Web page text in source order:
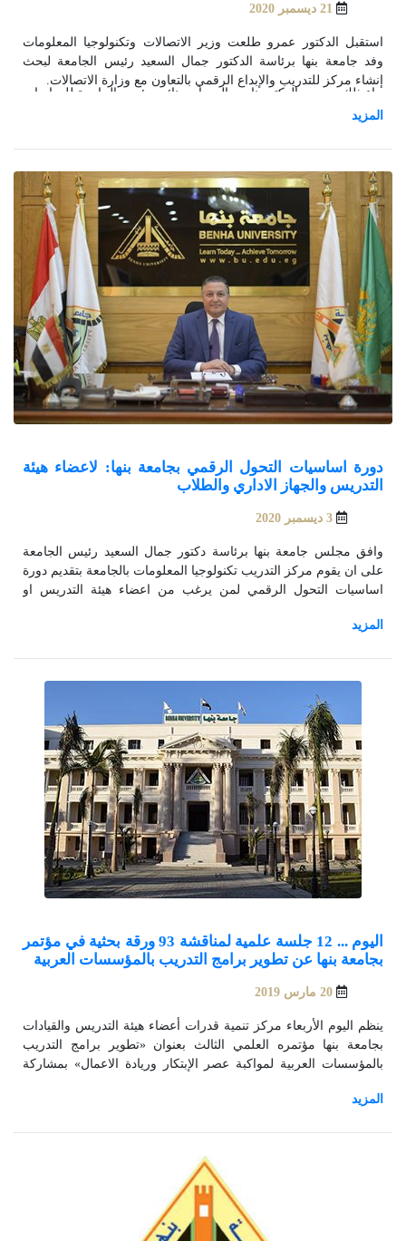
21 ديسمبر 2020
استقبل الدكتور عمرو طلعت وزير الاتصالات وتكنولوجيا المعلومات
وفد جامعة بنها برئاسة الدكتور جمال السعيد رئيس الجامعة لبحث
إنشاء مركز للتدريب والإبداع الرقمي بالتعاون مع وزارة الاتصالات.
جاء ذلك بحضور الدكتور ناصر الجيزاوي نائب رئيس الجامعة للدراسات
العليا والبحوث والدكتورة هالة زايد عميد كلية الحاسبات والذكاء
لوزارة الاتصالات.
دورة اساسيات التحول الرقمي بجامعة بنها: لاعضاء هيئة
التدريس والجهاز الاداري والطلاب
3 ديسمبر 2020
وافق مجلس جامعة بنها برئاسة دكتور جمال السعيد رئيس الجامعة
على ان يقوم مركز التدريب تكنولوجيا المعلومات بالجامعة بتقديم دورة
اساسيات التحول الرقمي لمن يرغب من اعضاء هيئة التدريس او
مع الوحدة المركزية للتدريب بمركز الخدمات التكنولوجية والمعرفية
اليوم ... 12 جلسة علمية لمناقشة 93 ورقة بحثية في مؤتمر
بجامعة بنها عن تطوير برامج التدريب بالمؤسسات العربية
20 مارس 2019
ينظم اليوم الأربعاء مركز تنمية قدرات أعضاء هيئة التدريس والقيادات
بجامعة بنها مؤتمره العلمي الثالث بعنوان «تطوير برامج التدريب
بالمؤسسات العربية لمواكبة عصر الإبتكار وريادة الاعمال» بمشاركة
المصرية، وذلك تحت رعاية الدكتور/ خالد عبدالغفار - وزير التعليم
نائب رئيس الجامعة لشئون التعليم والطلاب.